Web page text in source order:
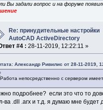
Вы задали вопрос и на форуме
Re: принудительные настройки
AutoCAD ActiveDirectory
#4 : 28-11-2019, 12:22:11 »
Александр Ривилис от 28-11-2019,
Работа непосредственно с сервером
подробнее? если это что то
ва .dll .arx и т.д. я думаю мне будет